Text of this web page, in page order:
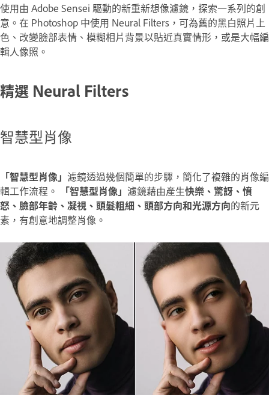
使用由 Adobe Sensei 驅動的新重新想像濾鏡，探索一系列的創
意。在 Photoshop 中使用 Neural Filters，可為舊的黑白照片上
色、改變臉部表情、模糊相片背景以貼近真實情形，或是大幅編
輯人像照。
精選 Neural Filters
智慧型肖像
「智慧型肖像」 濾鏡透過幾個簡單的步驟，簡化了複雜的肖像編
輯工作流程。
「智慧型肖像」 濾鏡藉由產生快樂、驚訝、憤
怒、臉部年齡、凝視、頭髮粗細、頭部方向和光源方向的新元
素，有創意地調整肖像。